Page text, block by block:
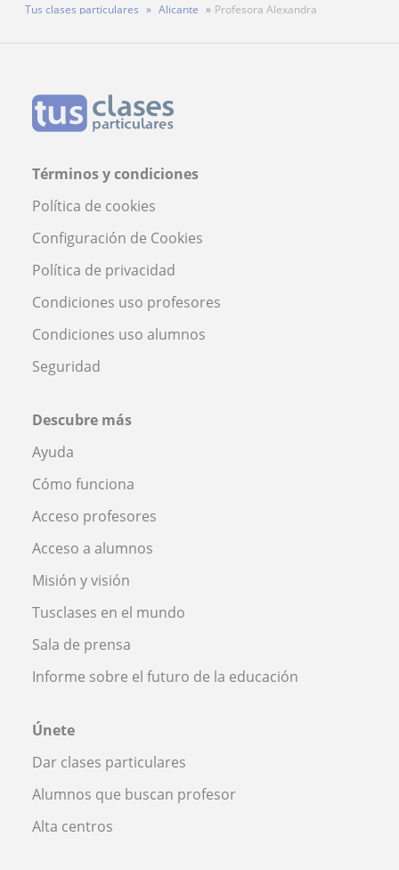
Tus clases particulares Alicante Profesora Alexandra
Términos y condiciones
Política de cookies
Configuración de Cookies
Política de privacidad
Condiciones uso profesores
Condiciones uso alumnos
Seguridad
Descubre más
Ayuda
Cómo funciona
Acceso profesores
Acceso a alumnos
Misión y visión
Tusclases en el mundo
Sala de prensa
Informe sobre el futuro de la educación
Únete
Dar clases particulares
Alumnos que buscan profesor
Alta centros